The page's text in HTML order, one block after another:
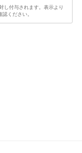
し付与されます。表示より
ください。